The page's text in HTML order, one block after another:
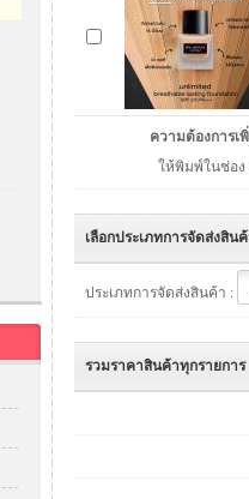
ความต้องการเ
ให้พิมพ์ในช่อง
เลือกประเภทการจัดส่งสิน
ประเภทการจัดส่งสินค้า :
รวมราคาสินค้าทุกรายการ